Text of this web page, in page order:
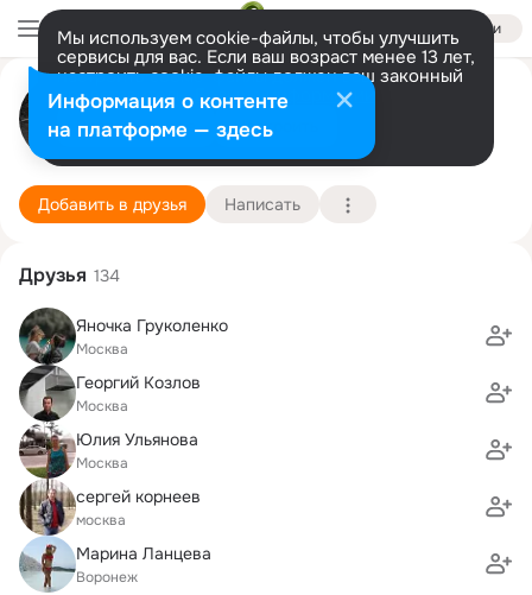
Войти
Мы используем cookie-файлы, чтобы улучшить
сервисы для вас. Если ваш возраст менее 13 лет,
настроить cookie-файлы должен ваш законный
представитель. Больше информации
Разрешить все Настроить
Екатерина Шуплецова
Москва
28 декабря (35 лет)
1515 гимназия
Подробнее
Добавить в друзья Написать
Друзья 134
Яночка Груколенко
Москва
Георгий Козлов
Москва
Юлия Ульянова
Москва
сергей корнеев
москва
Марина Ланцева
Воронеж
Информация о контенте
на платформе — здесь